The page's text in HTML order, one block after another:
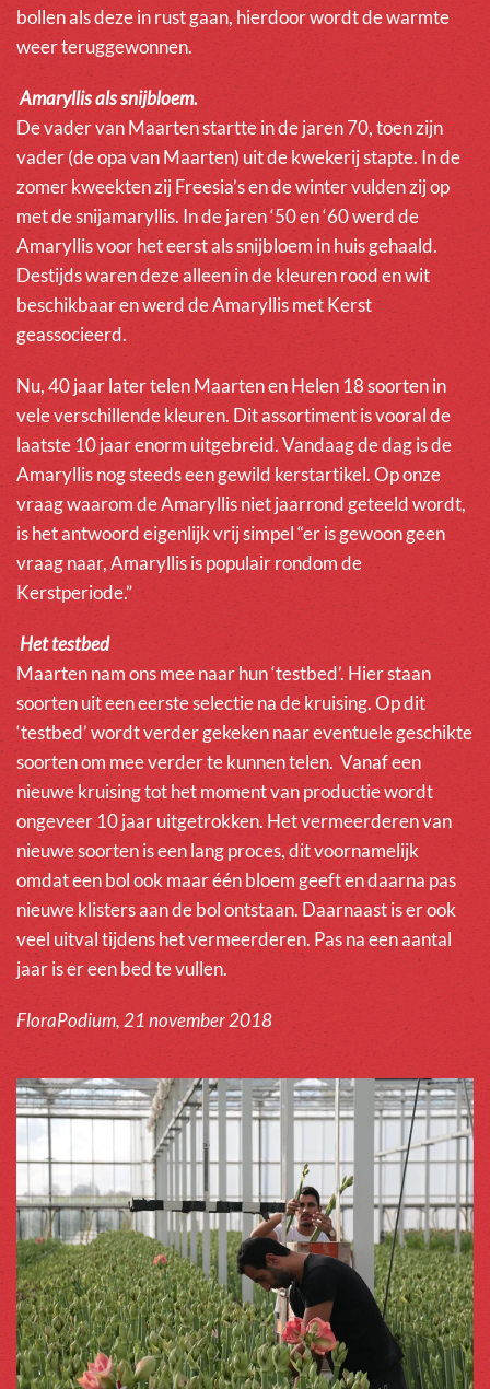
bollen als deze in rust gaan, hierdoor wordt de warmte
weer teruggewonnen.
Amaryllis als snijbloem.
De vader van Maarten startte in de jaren 70, toen zijn
vader (de opa van Maarten) uit de kwekerij stapte. In de
zomer kweekten zij Freesia’s en de winter vulden zij op
met de snijamaryllis. In de jaren ‘50 en ‘60 werd de
Amaryllis voor het eerst als snijbloem in huis gehaald.
Destijds waren deze alleen in de kleuren rood en wit
beschikbaar en werd de Amaryllis met Kerst
geassocieerd.
Nu, 40 jaar later telen Maarten en Helen 18 soorten in
vele verschillende kleuren. Dit assortiment is vooral de
laatste 10 jaar enorm uitgebreid. Vandaag de dag is de
Amaryllis nog steeds een gewild kerstartikel. Op onze
vraag waarom de Amaryllis niet jaarrond geteeld wordt,
is het antwoord eigenlijk vrij simpel “er is gewoon geen
vraag naar, Amaryllis is populair rondom de
Kerstperiode.”
Het testbed
Maarten nam ons mee naar hun ‘testbed’. Hier staan
soorten uit een eerste selectie na de kruising. Op dit
‘testbed’ wordt verder gekeken naar eventuele geschikte
soorten om mee verder te kunnen telen. Vanaf een
nieuwe kruising tot het moment van productie wordt
ongeveer 10 jaar uitgetrokken. Het vermeerderen van
nieuwe soorten is een lang proces, dit voornamelijk
omdat een bol ook maar één bloem geeft en daarna pas
nieuwe klisters aan de bol ontstaan. Daarnaast is er ook
veel uitval tijdens het vermeerderen. Pas na een aantal
jaar is er een bed te vullen.
FloraPodium, 21 november 2018